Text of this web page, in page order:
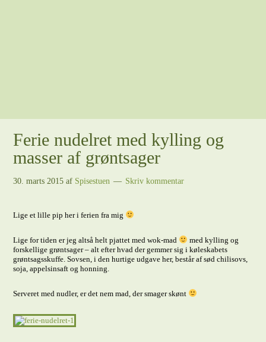
Ferie nudelret med kylling og
masser af grøntsager
30. marts 2015 af Spisestuen Skriv kommentar
Lige et lille pip her i ferien fra mig
Lige for tiden er jeg altså helt pjattet med wok-mad
med kylling og
forskellige grøntsager – alt efter hvad der gemmer sig i køleskabets
grøntsagsskuffe. Sovsen, i den hurtige udgave her, består af sød chilisovs,
soja, appelsinsaft og honning.
Serveret med nudler, er det nem mad, der smager skønt